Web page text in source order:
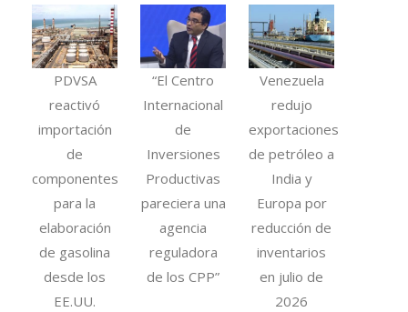
PDVSA
reactivó
importación
de
componentes
para la
elaboración
de gasolina
desde los
EE.UU.
“El Centro
Internacional
de
Inversiones
Productivas
pareciera una
agencia
reguladora
de los CPP”
Venezuela
redujo
exportaciones
de petróleo a
India y
Europa por
reducción de
inventarios
en julio de
2026